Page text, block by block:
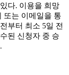
다. 이용을 희망
또는 이메일을 통
부터 최소 5일 전
된 신청자 중 승